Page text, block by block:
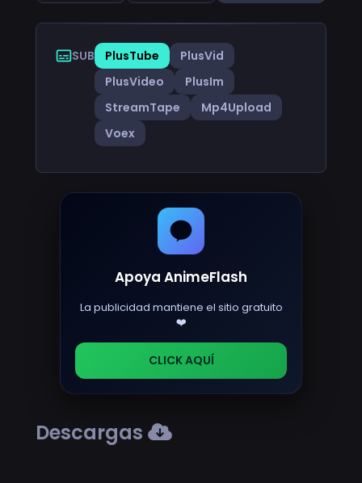
SUB PlusTube
PlusVid
PlusVideo
PlusIm
StreamTape
Mp4Upload
Voex
Apoya AnimeFlash
La publicidad mantiene el sitio gratuito
❤️
CLICK AQUÍ
Descargas